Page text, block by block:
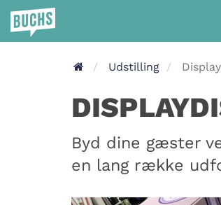
Udstilling
Byd dine gæster
en lang række